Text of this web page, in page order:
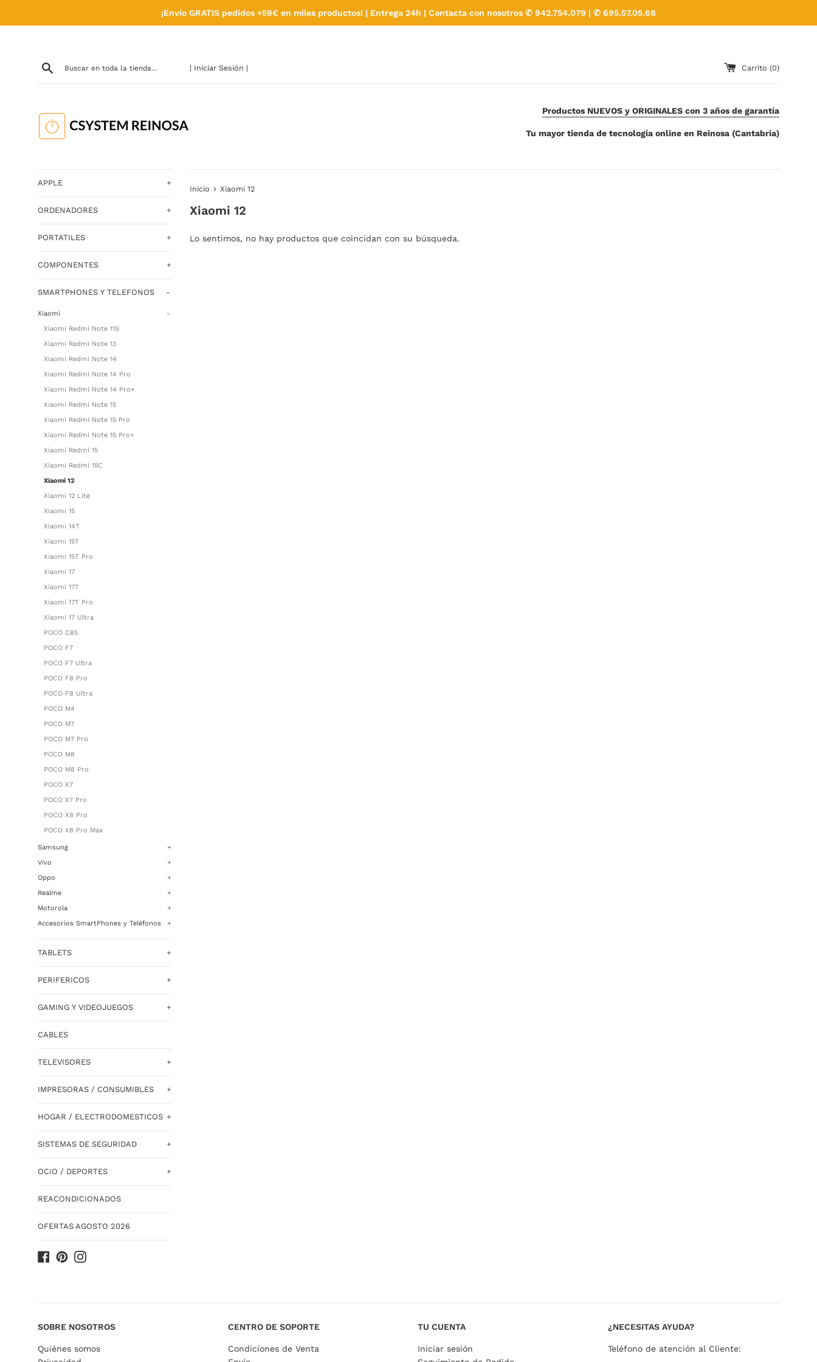
¡Envío GRATIS pedidos +59€ en miles productos! | Entrega 24h | Contacta con nosotros ✆ 942.754.079 | ✆ 695.57.05.68
| Iniciar Sesión | Carrito (0)
Productos NUEVOS y ORIGINALES con 3 años de garantía
Tu mayor tienda de tecnología online en Reinosa (Cantabria)
APPLE +
ORDENADORES +
PORTATILES +
COMPONENTES +
SMARTPHONES Y TELEFONOS -
Xiaomi
-
Xiaomi Redmi Note 11S
Xiaomi Redmi Note 13
Xiaomi Redmi Note 14
Xiaomi Redmi Note 14 Pro
Xiaomi Redmi Note 14 Pro+
Xiaomi Redmi Note 15
Xiaomi Redmi Note 15 Pro
Xiaomi Redmi Note 15 Pro+
Xiaomi Redmi 15
Xiaomi Redmi 15C
Xiaomi 12
Xiaomi 12 Lite
Xiaomi 15
Xiaomi 14T
Xiaomi 15T
Xiaomi 15T Pro
Xiaomi 17
Xiaomi 17T
Xiaomi 17T Pro
Xiaomi 17 Ultra
POCO C85
POCO F7
POCO F7 Ultra
POCO F8 Pro
POCO F8 Ultra
POCO M4
POCO M7
POCO M7 Pro
POCO M8
POCO M8 Pro
POCO X7
POCO X7 Pro
POCO X8 Pro
POCO X8 Pro Max
Samsung
+
Vivo
+
Oppo
+
Realme
+
Motorola
+
Accesorios SmartPhones y Teléfonos
+
TABLETS +
PERIFERICOS +
GAMING Y VIDEOJUEGOS +
CABLES
TELEVISORES +
IMPRESORAS / CONSUMIBLES +
HOGAR / ELECTRODOMESTICOS +
SISTEMAS DE SEGURIDAD +
OCIO / DEPORTES +
REACONDICIONADOS
OFERTAS AGOSTO 2026
Facebook
PinterestInstagram
Inicio › Xiaomi 12
Xiaomi 12
Lo sentimos, no hay productos que coincidan con su búsqueda.
SOBRE NOSOTROS
Quiénes somos
CENTRO DE SOPORTE
Condiciones de Venta
TU CUENTA
Iniciar sesión
¿NECESITAS AYUDA?
Teléfono de atención al Cliente: